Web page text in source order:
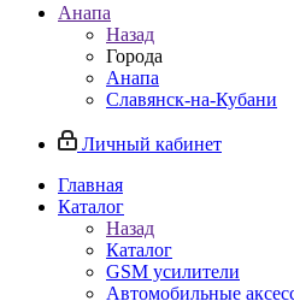
Анапа
Назад
Города
Анапа
Славянск-на-Кубани
Личный кабинет
Главная
Каталог
Назад
Каталог
GSM усилители
Автомобильные